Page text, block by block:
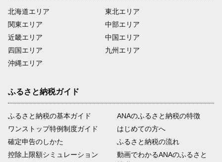
北海道エリア
関東エリア
近畿エリア
四国エリア
沖縄エリア
東北エリア
中部エリア
中国エリア
九州エリア
ふるさと納税ガイド
ふるさと納税の基本ガイド
ワンストップ特例制度ガイド
確定申告のしかた
控除上限額シミュレーション
ANAのふるさと納税の特徴
はじめての方へ
ふるさと納税の流れ
動画でわかるANAのふるさと